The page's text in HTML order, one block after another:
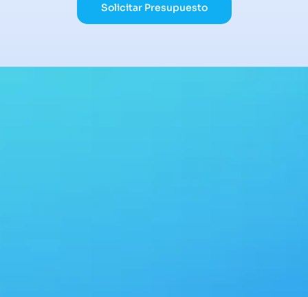
Solicitar Presupuesto